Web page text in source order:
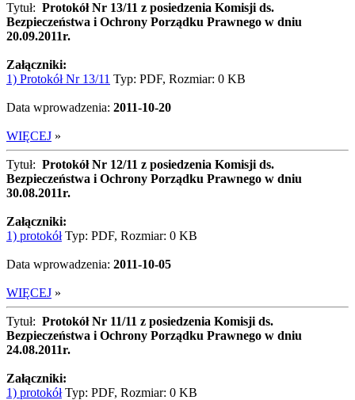
Tytuł: Protokół Nr 13/11 z posiedzenia Komisji ds.
Bezpieczeństwa i Ochrony Porządku Prawnego w dniu
20.09.2011r.
Załączniki:
1) Protokół Nr 13/11 Typ: PDF, Rozmiar: 0 KB
Data wprowadzenia: 2011-10-20
WIĘCEJ »
Tytuł: Protokół Nr 12/11 z posiedzenia Komisji ds.
Bezpieczeństwa i Ochrony Porządku Prawnego w dniu
30.08.2011r.
Załączniki:
1) protokółTyp: PDF, Rozmiar: 0 KB
Data wprowadzenia: 2011-10-05
WIĘCEJ »
Tytuł: Protokół Nr 11/11 z posiedzenia Komisji ds.
Bezpieczeństwa i Ochrony Porządku Prawnego w dniu
24.08.2011r.
Załączniki:
1) protokółTyp: PDF, Rozmiar: 0 KB